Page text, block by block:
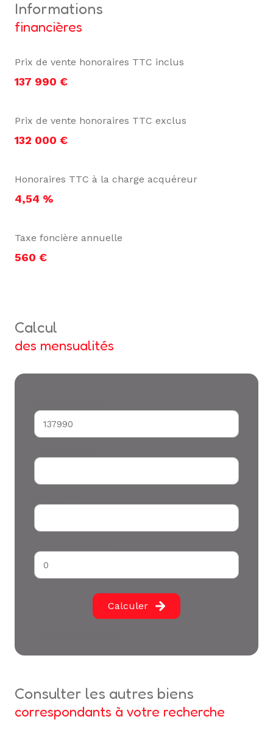
informations
financières
Prix de vente honoraires TTC inclus
137 990 €
Prix de vente honoraires TTC exclus
132 000 €
Honoraires TTC à la charge acquéreur
4,54 %
Taxe foncière annuelle
560 €
calcul
des mensualités
Calculer
consulter les autres biens
correspondants à votre recherche